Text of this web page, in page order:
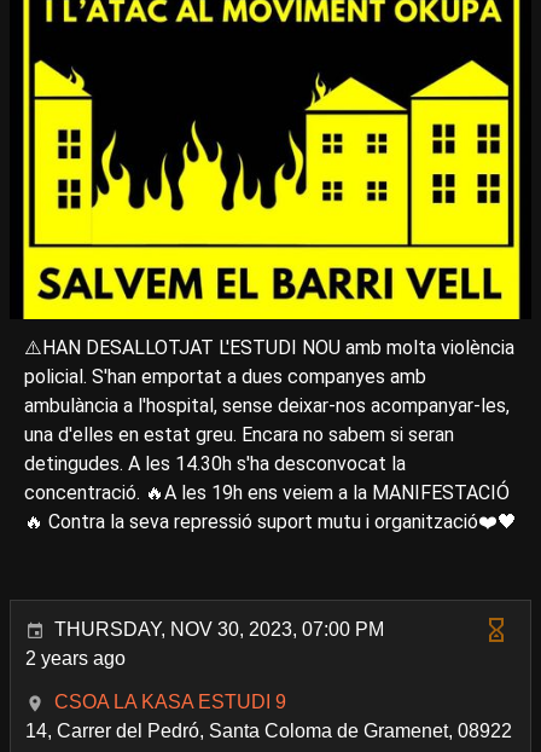
⚠️HAN DESALLOTJAT L'ESTUDI NOU amb molta violència
policial. S'han emportat a dues companyes amb
ambulància a l'hospital, sense deixar-nos acompanyar-les,
una d'elles en estat greu. Encara no sabem si seran
detingudes. A les 14.30h s'ha desconvocat la
concentració. 🔥A les 19h ens veiem a la MANIFESTACIÓ
🔥 Contra la seva repressió suport mutu i organització❤️🖤
THURSDAY, NOV 30, 2023, 07:00 PM
2 years ago
CSOA LA KASA ESTUDI 9
14, Carrer del Pedró, Santa Coloma de Gramenet, 08922